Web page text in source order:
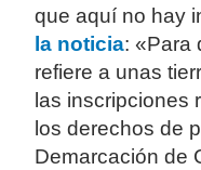
que aquí no hay
la noticia: «Para
refiere a unas
las inscripciones
los derechos de
Demarcación de